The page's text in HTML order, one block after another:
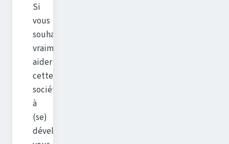
Si
vous
souhaitez
vraiment
aider
cette
société
à
(se)
développer,